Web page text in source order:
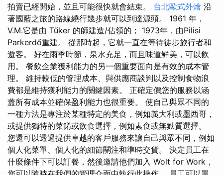
拍賣已經開始，並且可能很快就會結束。 台北歐式外燴 沿
著國藍之旅的路線繞行幾步就可以到達源頭。 1961 年，
V.M.它是由 Tűker 的師建造/佔領的； 1973年，由Pilisi
Parkerdő重建。 從那時起，它就一直在等待徒步旅行者和
遊客。 好在雨季時節，泉水充足，而且味道鮮美，可以飲
用。 餐飲企業獲利能力的另一個重要面向是有效的成本管
理。 維持較低的管理成本、與供應商談判以及控制食物浪
費都是維持獲利能力的關鍵因素。 正確定價您的服務以涵
蓋所有成本並確保盈利能力也很重要。 使自己與眾不同的
一種方法是專注於某種特定的美食，例如義大利或墨西哥，
或提供獨特的菜餚或飲食選擇，例如素食或無麩質選擇。
您還可以透過提供卓越的客戶服務來讓自己與眾不同，例如
個人化菜單、個人化的細節關注和準時交貨。 決定員工在
什麼條件下可以訂餐，然後邀請他們加入 Wolt for Work，